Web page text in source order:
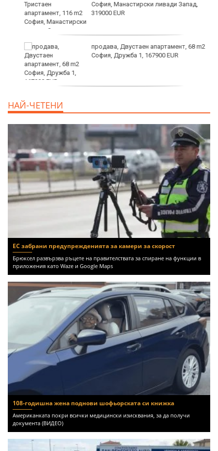
София, Манастирски ливади Запад,
319000 EUR
продава, Двустаен апартамент, 68 m2
София, Дружба 1, 167900 EUR
НАЙ-ЧЕТЕНИ
ЕС забрани предупрежденията за камери за скорост
Брюксел развързва ръцете на правителствата за спиране на функции в
приложения като Waze и Google Maps
108-годишна жена поднови шофьорската си книжка
Американката покри всички медицински изисквания, за да получи
документа (ВИДЕО)